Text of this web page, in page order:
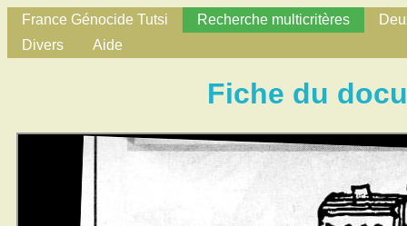
France Génocide Tutsi Recherche multicritères
Divers
Aide
Fiche du